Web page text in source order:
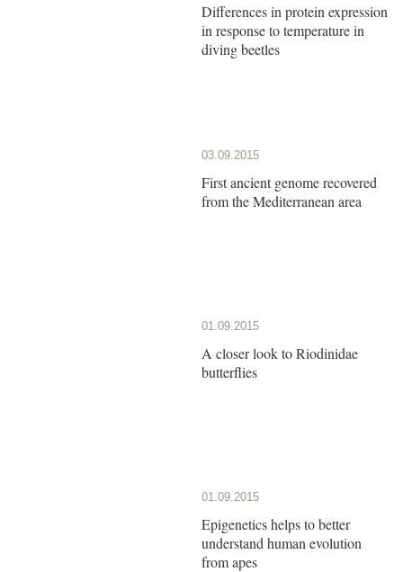
Differences in protein expression
in response to temperature in
diving beetles
03.09.2015
First ancient genome recovered
from the Mediterranean area
01.09.2015
A closer look to Riodinidae
butterflies
01.09.2015
Epigenetics helps to better
understand human evolution
from apes